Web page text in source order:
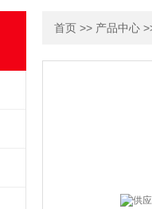
首页 >> 产品中心